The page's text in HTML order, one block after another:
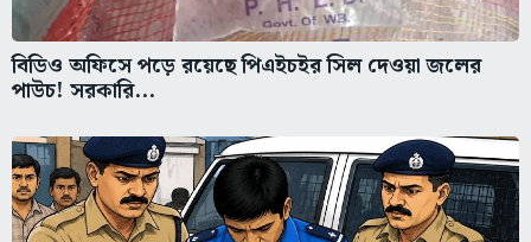
বিডিও অফিসে পড়ে রয়েছে পিএইচইর সিল দেওয়া জলের
পাউচ! সরকারি...